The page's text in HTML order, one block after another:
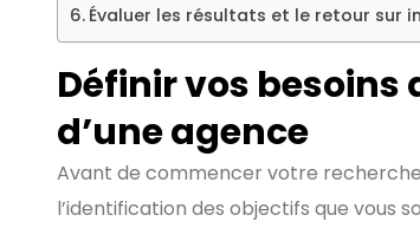
Évaluer les résultats et le retour sur
Définir vos
d’une agence
Avant de commencer votre
l’identification des objectifs que vous